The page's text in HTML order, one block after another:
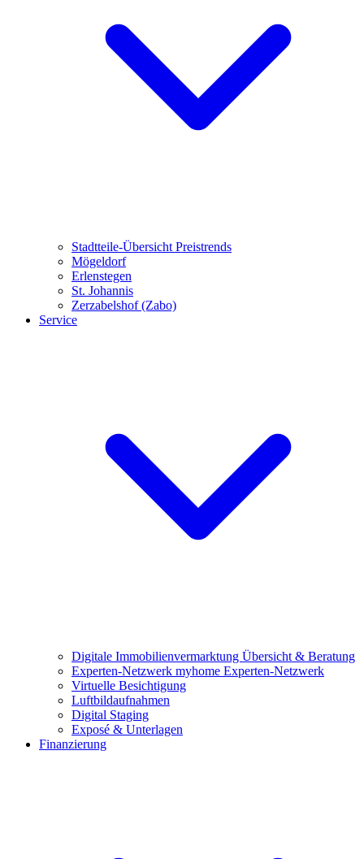
Stadtteile-Übersicht Preistrends
Mögeldorf
Erlenstegen
St. Johannis
Zerzabelshof (Zabo)
Service
Digitale Immobilienvermarktung Übersicht & Beratung
Experten-Netzwerk myhome Experten-Netzwerk
Virtuelle Besichtigung
Luftbildaufnahmen
Digital Staging
Exposé & Unterlagen
Finanzierung